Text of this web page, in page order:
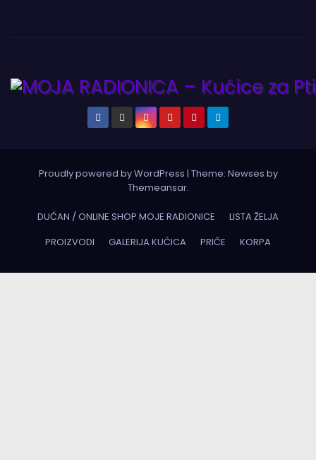
Proudly powered by WordPress | Theme: Newses by
Themeansar.
DUĆAN / ONLINE SHOP MOJE RADIONICE
LISTA ŽELJA
PROIZVODI
GALERIJA KUĆICA PRIČE KORPA